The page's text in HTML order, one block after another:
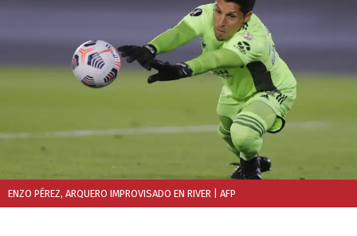
ENZO PÉREZ, ARQUERO IMPROVISADO EN RIVER | AFP